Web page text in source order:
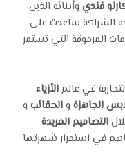
فنديوأبنائه الذين
الشراكة ساعدت على
المرموقة التي تستمر
في عالمالأزياء
الجاهزةوالحقائبو
التصاميم الفريدة
في استمرار شهرتها